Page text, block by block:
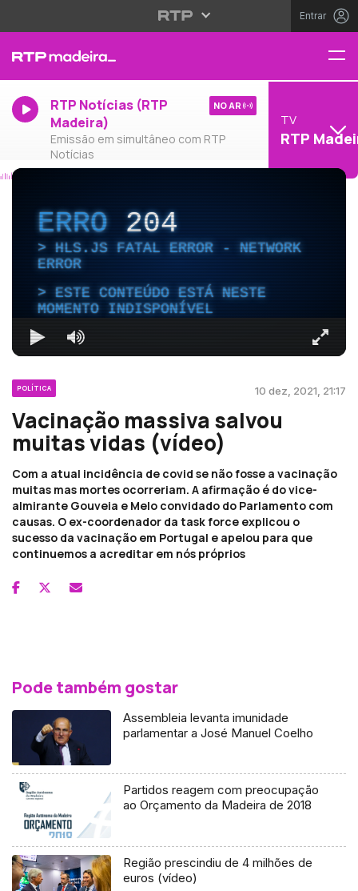
Entrar
RTP Notícias (RTP
Madeira)
Emissão em simultâneo com RTP
Notícias
NO AR
TV
RTP
ERRO204
HLS.JS FATAL ERROR - NETWORK
ERROR
ESTE CONTEÚDO ESTÁ NESTE
MOMENTO INDISPONÍVEL
POLÍTICA 10 dez, 2021, 21:17
Vacinação massiva salvou
muitas vidas (vídeo)
Com a atual incidência de covid se não fosse a vacinação
muitas mas mortes ocorreriam. A afirmação é do vice-
almirante Gouveia e Melo convidado do Parlamento com
causas. O ex-coordenador da task force explicou o
sucesso da vacinação em Portugal e apelou para que
continuemos a acreditar em nós próprios
Pode também gostar
Assembleia levanta imunidade
parlamentar a José Manuel Coelho
Partidos reagem com preocupação
ao Orçamento da Madeira de 2018
Região prescindiu de 4 milhões de
euros (vídeo)